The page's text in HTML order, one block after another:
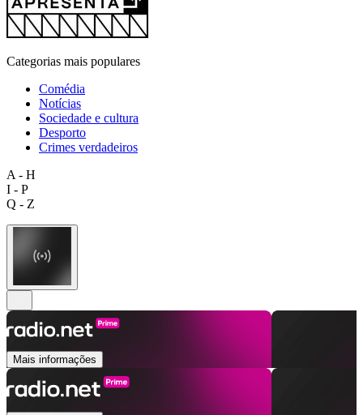
Categorias mais populares
Comédia
Notícias
Sociedade e cultura
Desporto
Crimes verdadeiros
A - H
I - P
Q - Z
Mais informações